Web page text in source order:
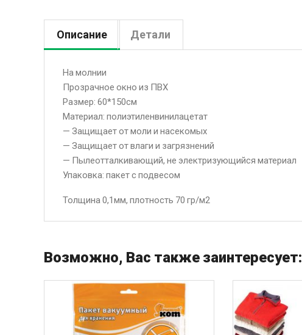
Описание Детали
На молнии
Прозрачное окно из ПВХ
Размер: 60*150см
Материал: полиэтиленвинилацетат
— Защищает от моли и насекомых
— Защищает от влаги и загрязнений
— Пылеотталкивающий, не электризующийся материал
Упаковка: пакет с подвесом
Толщина 0,1мм, плотность 70 гр/м2
Возможно, Вас также заинтересует: